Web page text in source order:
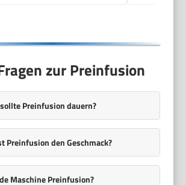
zur Preinfusion
Preinfusion dauern?
Preinfusion den Geschmack?
Maschine Preinfusion?